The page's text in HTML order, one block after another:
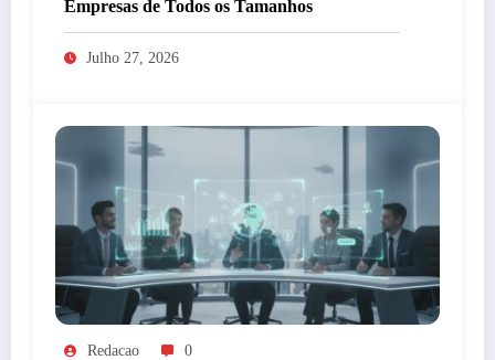
Empresas de Todos os Tamanhos
Julho 27, 2026
Redacao 0